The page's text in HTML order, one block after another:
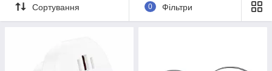
Сортування 0 Фільтри